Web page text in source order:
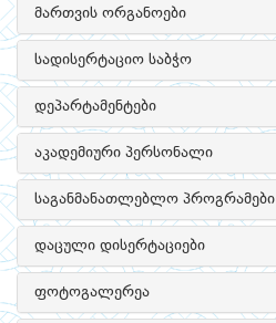
მართვის ორგანოები
სადისერტაციო საბჭო
დეპარტამენტები
აკადემიური პერსონალი
საგანმანათლებლო პროგრამები
დაცული დისერტაციები
ფოტოგალერეა